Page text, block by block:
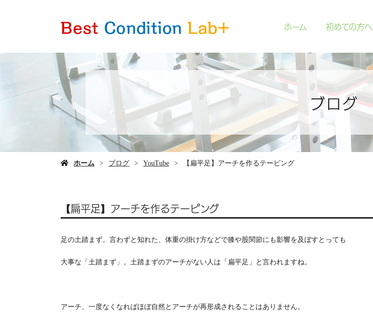
ホーム 初めての方へ
ブログ
ホーム ブログ YouTube 【扁平足】アーチを作るテーピング
【扁平足】アーチを作るテーピング
足の土踏まず。言わずと知れた、体重の掛け方などで膝や股関節にも影響を及ぼすとっても
大事な「土踏まず」。土踏まずのアーチがない人は「扁平足」と言われますね。
アーチ、一度なくなればほぼ自然とアーチが再形成されることはありません。